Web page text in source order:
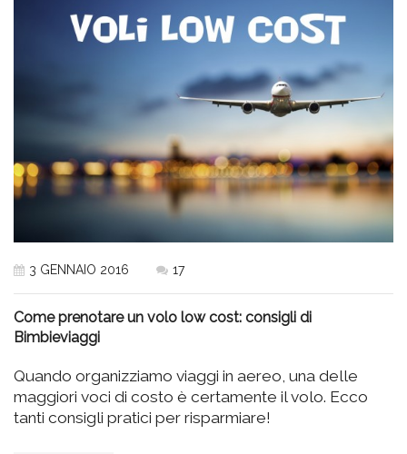
3 GENNAIO 2016 17
Come prenotare un volo low cost: consigli di
Bimbieviaggi
Quando organizziamo viaggi in aereo, una delle
maggiori voci di costo è certamente il volo. Ecco
tanti consigli pratici per risparmiare!